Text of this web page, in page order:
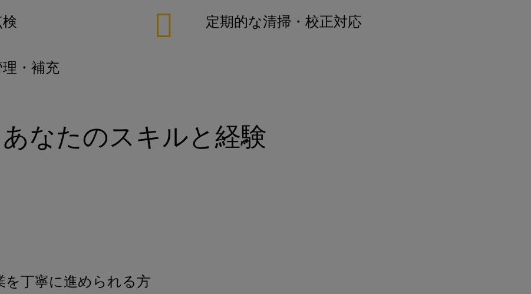
定期的な清掃・校正対応
・補充
あなたのスキルと経験
を丁寧に進められる方